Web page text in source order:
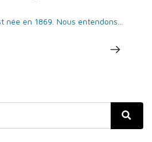
en 1869. Nous entendons...